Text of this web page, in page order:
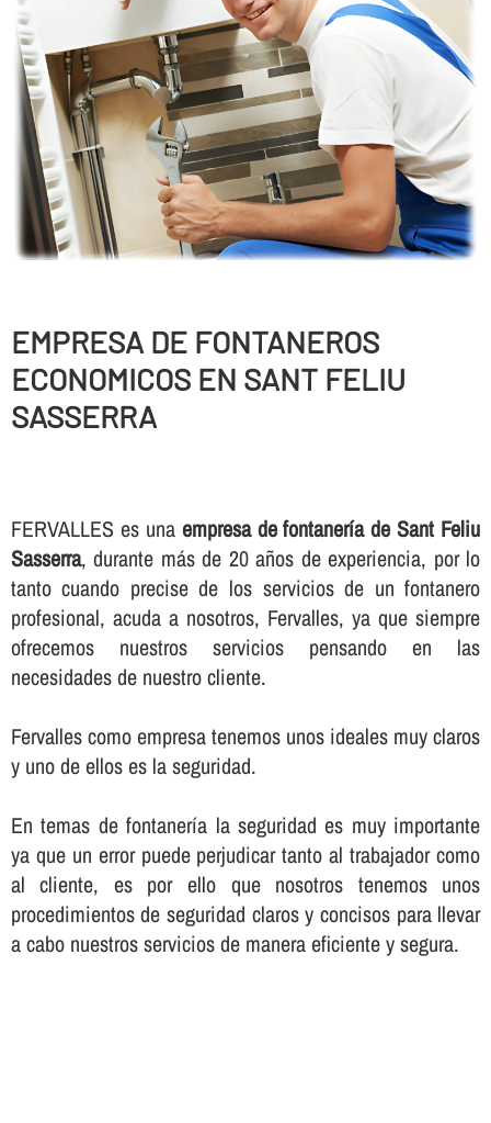
EMPRESA DE FONTANEROS
ECONOMICOS EN SANT FELIU
SASSERRA
FERVALLES es una empresa de fontanerí­a de Sant Feliu
Sasserra, durante más de 20 años de experiencia, por lo
tanto cuando precise de los servicios de un fontanero
profesional, acuda a nosotros, Fervalles, ya que siempre
ofrecemos nuestros servicios pensando en las
necesidades de nuestro cliente.
Fervalles como empresa tenemos unos ideales muy claros
y uno de ellos es la seguridad.
En temas de fontanerí­a la seguridad es muy importante
ya que un error puede perjudicar tanto al trabajador como
al cliente, es por ello que nosotros tenemos unos
procedimientos de seguridad claros y concisos para llevar
a cabo nuestros servicios de manera eficiente y segura.